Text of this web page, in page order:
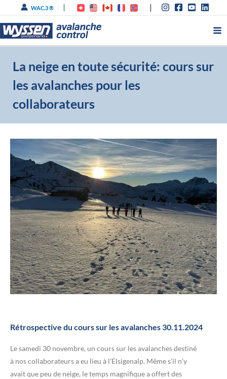
contenu
WAC.3 ®
La neige en toute sécurité: cours sur
les avalanches pour les
collaborateurs
Rétrospective du cours sur les avalanches 30.11.2024
Le samedi 30 novembre, un cours sur les avalanches destiné
à nos collaborateurs a eu lieu à l’Elsigenalp. Même s’il n’y
avait que peu de neige, le temps magnifique a offert des